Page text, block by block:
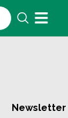
Newsletter